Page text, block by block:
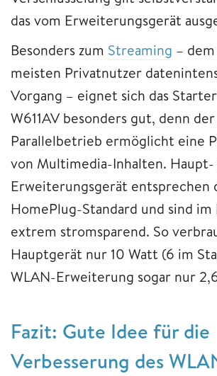
das vom Erweiterungsgerät
Besonders zum Streaming –
meisten Privatnutzer
Vorgang – eignet sich das
W611AV besonders gut, denn
Parallelbetrieb ermöglicht eine
von Multimedia-Inhalten. Haupt-
Erweiterungsgerät entsprechen
HomePlug-Standard und sind
extrem stromsparend. So
Hauptgerät nur 10 Watt (6 im
WLAN-Erweiterung sogar nur
Fazit: Gute Idee für die
Verbesserung des